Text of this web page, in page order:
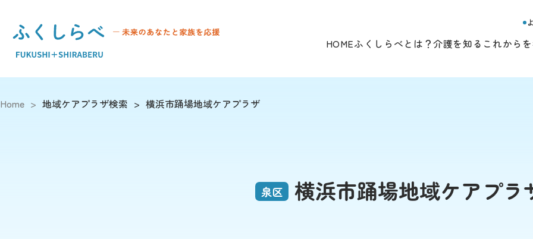
HOMEふくしらべとは？介護を知る これから
Home > 地域ケアプラザ検索 > 横浜市踊場地域ケアプラザ
泉区 横浜市踊場地域ケアプラ